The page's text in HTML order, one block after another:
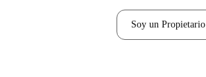
Soy un Propietario